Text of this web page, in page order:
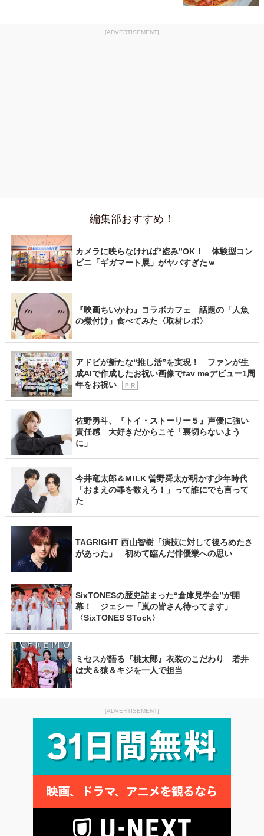
[ADVERTISEMENT]
編集部おすすめ！
カメラに映らなければ“盗み”OK！ 体験型コン
ビニ「ギガマート展」がヤバすぎたｗ
『映画ちいかわ』コラボカフェ 話題の「人魚
の煮付け」食べてみた〈取材レポ〉
アドビが新たな“推し活”を実現！ ファンが生
成AIで作成したお祝い画像でfav meデビュー1周
年をお祝い
P R
佐野勇斗、『トイ・ストーリー５』声優に強い
責任感 大好きだからこそ「裏切らないよう
に」
今井竜太郎＆M!LK 曽野舜太が明かす少年時代
「おまえの罪を数えろ！」って誰にでも言って
た
TAGRIGHT 西山智樹「演技に対して後ろめたさ
があった」 初めて臨んだ俳優業への思い
SixTONESの歴史詰まった“倉庫見学会”が開
幕！ ジェシー「嵐の皆さん待ってます」
〈SixTONES STock〉
ミセスが語る『桃太郎』衣装のこだわり 若井
は犬＆猿＆キジを一人で担当
[ADVERTISEMENT]